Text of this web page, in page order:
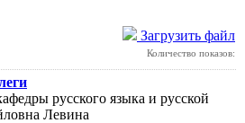
Загрузить файл
Количество показов:
русского языка и русской
Левина